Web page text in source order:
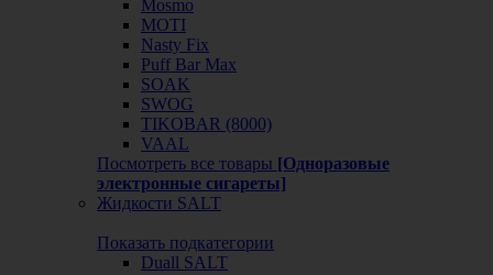
Mosmo
MOTI
Nasty Fix
Puff Bar Max
SOAK
SWOG
TIKOBAR (8000)
VAAL
Посмотреть все товары [Одноразовые
электронные сигареты]
Жидкости SALT
Показать подкатегории
Duall SALT